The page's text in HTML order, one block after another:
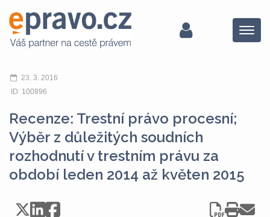
Menu
23. 3. 2016
ID: 100896
Recenze: Trestní právo procesní;
Výběr z důležitých soudních
rozhodnutí v trestním právu za
období leden 2014 až květen 2015